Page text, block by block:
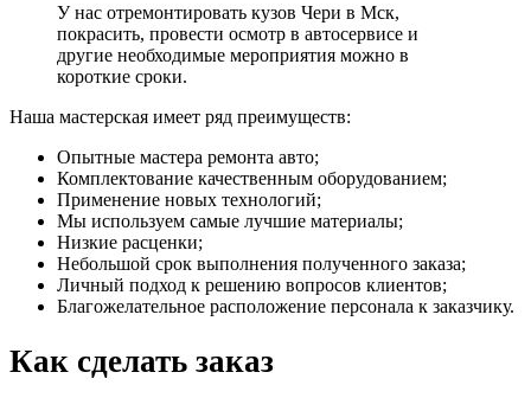
У нас отремонтировать кузов Чери в Мск,
покрасить, провести осмотр в автосервисе и
другие необходимые мероприятия можно в
короткие сроки.
Наша мастерская имеет ряд преимуществ:
Опытные мастера ремонта авто;
Комплектование качественным оборудованием;
Применение новых технологий;
Мы используем самые лучшие материалы;
Низкие расценки;
Небольшой срок выполнения полученного заказа;
Личный подход к решению вопросов клиентов;
Благожелательное расположение персонала к заказчику.
Как сделать заказ